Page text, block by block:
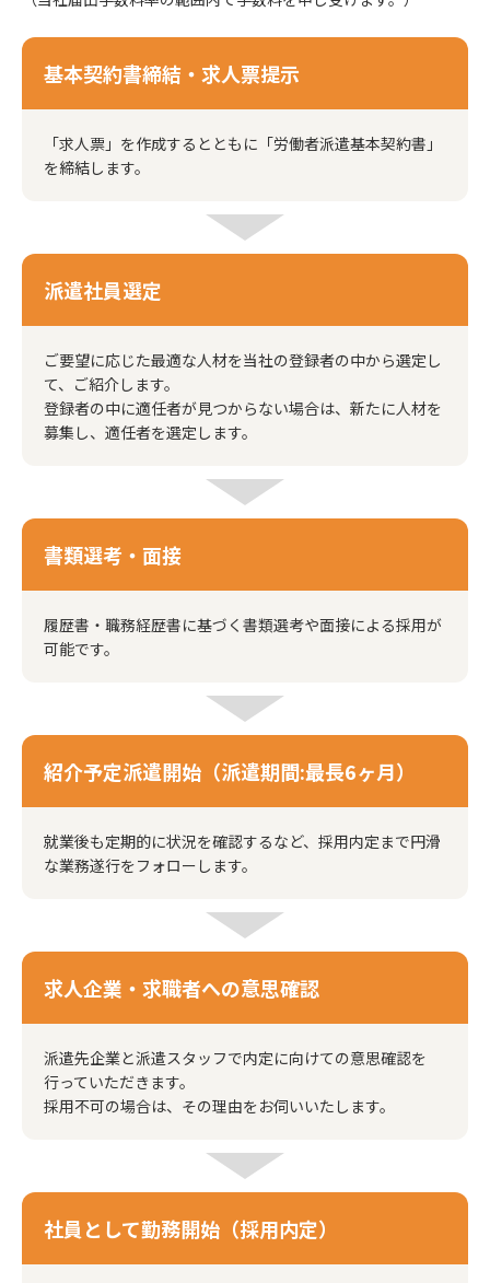
基本契約書締結・求人票提示
「求人票」を作成するとともに「労働者派遣基本契約書」
を締結します。
派遣社員選定
ご要望に応じた最適な人材を当社の登録者の中から選定し
て、ご紹介します。
登録者の中に適任者が見つからない場合は、新たに人材を
募集し、適任者を選定します。
書類選考・面接
履歴書・職務経歴書に基づく書類選考や面接による採用が
可能です。
紹介予定派遣開始（派遣期間:最長6ヶ月）
就業後も定期的に状況を確認するなど、採用内定まで円滑
な業務遂行をフォローします。
求人企業・求職者への意思確認
派遣先企業と派遣スタッフで内定に向けての意思確認を
行っていただきます。
採用不可の場合は、その理由をお伺いいたします。
社員として勤務開始（採用内定）